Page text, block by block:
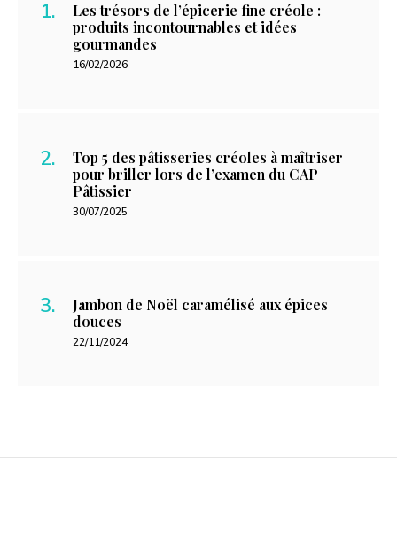
Les trésors de l’épicerie fine créole :
produits incontournables et idées
gourmandes
16/02/2026
Top 5 des pâtisseries créoles à maîtriser
pour briller lors de l’examen du CAP
Pâtissier
30/07/2025
Jambon de Noël caramélisé aux épices
douces
22/11/2024